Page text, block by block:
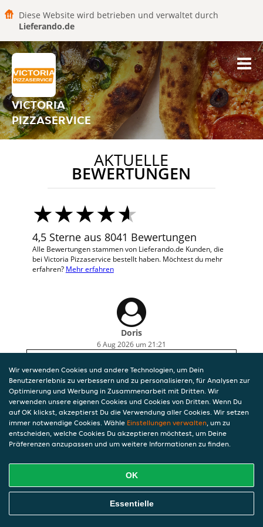
Diese Website wird betrieben und verwaltet durch
Lieferando.de
VICTORIA
PIZZASERVICE
AKTUELLE
BEWERTUNGEN
4,5 Sterne aus 8041 Bewertungen
Alle Bewertungen stammen von Lieferando.de Kunden, die
bei Victoria Pizzaservice bestellt haben. Möchtest du mehr
erfahren? Mehr erfahren
Doris
6 Aug 2026 um 21:21
leider waren sie überhaupt nicht gewürzt.
Wir verwenden Cookies und andere Technologien, um Dein
Benutzererlebnis zu verbessern und zu personalisieren, für Analysen zur
Optimierung und Werbung in Zusammenarbeit mit Dritten. Wir
verwenden unsere eigenen Cookies und Cookies von Dritten. Wenn Du
auf OK klickst, akzeptierst Du die Verwendung aller Cookies. Wir setzen
immer notwendige Cookies. Wähle Einstellungen verwalten, um zu
entscheiden, welche Cookies Du akzeptieren möchtest, um Deine
Präferenzen anzupassen und um weitere Informationen zu finden.
OK
Essentielle